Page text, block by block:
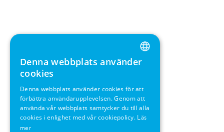
ENGLISH
SWEDISH
FRENCH
Denna webbplats använder
cookies
Denna webbplats använder cookies för att
förbättra användarupplevelsen. Genom att
använda vår webbplats samtycker du till alla
cookies i enlighet med vår cookiepolicy. Läs
mer